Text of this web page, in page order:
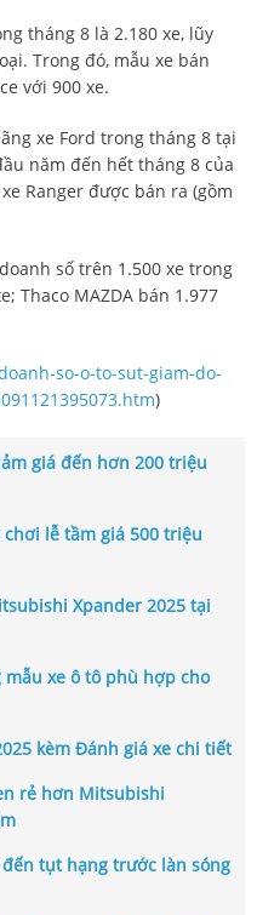
tháng 8 là 2.180 xe, lũy
Trong đó, mẫu xe bán
với 900 xe.
xe Ford trong tháng 8 tại
năm đến hết tháng 8 của
Ranger được bán ra (gồm
số trên 1.500 xe trong
Thaco MAZDA bán 1.977
so-o-to-sut-giam-do-
)
giá đến hơn 200 triệu
lễ tầm giá 500 triệu
Xpander 2025 tại
xe ô tô phù hợp cho
kèm Đánh giá xe chi tiết
rẻ hơn Mitsubishi
tụt hạng trước làn sóng